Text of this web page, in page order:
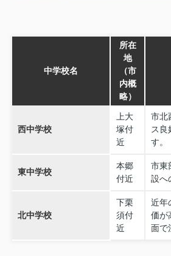
中学校名
所在
地
（市
内概
略）
西中学校
上大
塚付
近
市北
ス良
す。
東中学校
本郷
付近
市東
設へ
北中学校
下栗
須付
近
近年
価が
面で